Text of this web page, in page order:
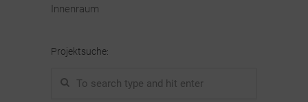
Innenraum
Projektsuche: